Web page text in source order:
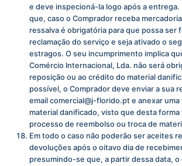
e deve inspecioná-la logo após a entrega.
que, caso o Comprador receba
ressalva é obrigatória para que possa ser
reclamação do serviço e seja ativado o
estragos. O seu incumprimento implica
Comércio Internacional, Lda. não será
reposição ou ao crédito do material
possível, o Comprador deve enviar a sua
email comercial@j-florido.pte anexar
material danificado, visto que desta forma
processo de reembolso ou troca de
Em todo o caso não poderão ser aceites
devoluções após o oitavo dia de
presumindo-se que, a partir dessa data, o